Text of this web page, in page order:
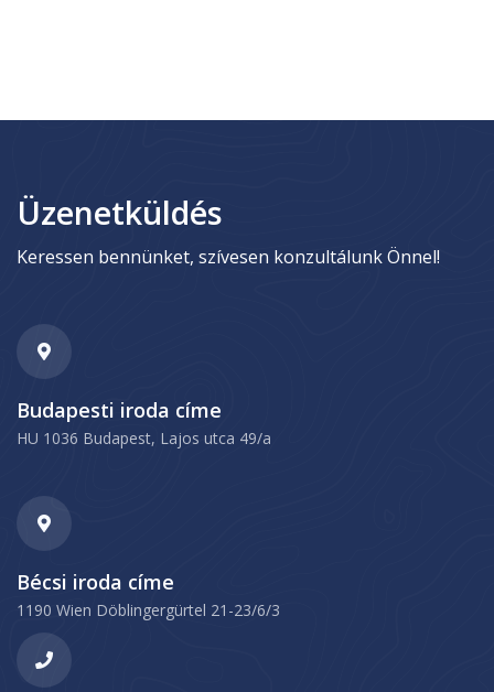
Üzenetküldés
Keressen bennünket, szívesen konzultálunk Önnel!
Budapesti iroda címe
HU 1036 Budapest, Lajos utca 49/a
Bécsi iroda címe
1190 Wien Döblingergürtel 21-23/6/3